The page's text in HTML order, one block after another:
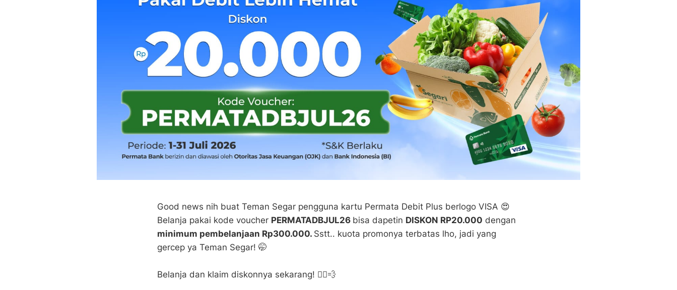
Good news nih buat Teman Segar pengguna kartu Permata Debit Plus berlogo VISA 😍
Belanja pakai kode voucher PERMATADBJUL26 bisa dapetin DISKON RP20.000 dengan
minimum pembelanjaan Rp300.000. Sstt.. kuota promonya terbatas lho, jadi yang
gercep ya Teman Segar! 🤭
Belanja dan klaim diskonnya sekarang! 🏃‍♂️💨